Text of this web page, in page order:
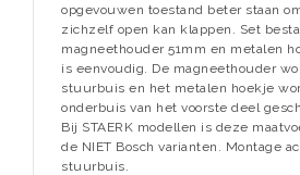
opgevouwen toestand beter staan
zichzelf open kan klappen. Set
magneethouder 51mm en metalen
is eenvoudig. De magneethouder
stuurbuis en het metalen hoekje
onderbuis van het voorste deel
Bij STAERK modellen is deze
de NIET Bosch varianten. Montage
stuurbuis.